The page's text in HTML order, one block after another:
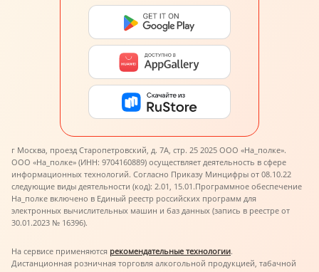
г Москва, проезд Старопетровский, д. 7А, стр. 25 2025 ООО «На_полке».
ООО «На_полке» (ИНН: 9704160889) осуществляет деятельность в сфере
информационных технологий. Согласно Приказу Минцифры от 08.10.22
следующие виды деятельности (код): 2.01, 15.01.Программное обеспечение
На_полке включено в Единый реестр российских программ для
электронных вычислительных машин и баз данных (запись в реестре от
30.01.2023 № 16396).
На сервисе применяются рекомендательные технологии.
Дистанционная розничная торговля алкогольной продукцией, табачной